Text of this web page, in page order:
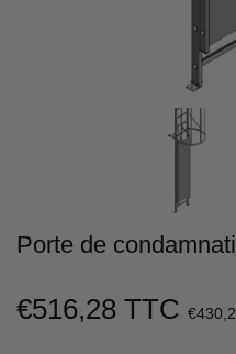
Porte de
€516,28 TTC